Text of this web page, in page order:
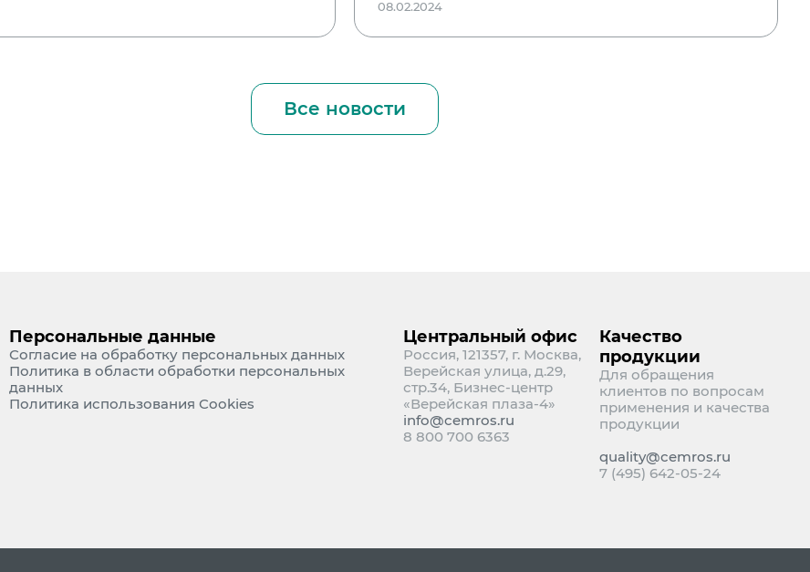
08.02.2024
Все новости
Персональные данные
Согласие на обработку персональных данных
Политика в области обработки персональных
данных
Политика использования Cookies
Центральный офис
Россия, 121357, г. Москва,
Верейская улица, д.29,
стр.34, Бизнес-центр
«Верейская плаза-4»
info@cemros.ru
8 800 700 6363
Качество
продукции
Для обращения
клиентов по вопросам
применения и качества
продукции
quality@cemros.ru
7 (495) 642-05-24